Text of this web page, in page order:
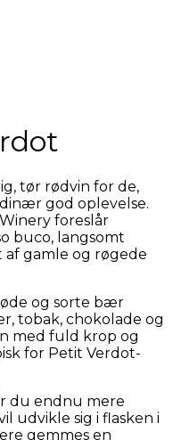
tør rødvin for de,
god oplevelse.
foreslår
buco, langsomt
gamle og røgede
og sorte bær
tobak, chokolade og
med fuld krop og
for Petit Verdot-
du endnu mere
udvikle sig i flasken i
gemmes en